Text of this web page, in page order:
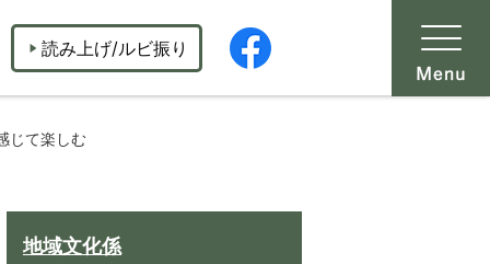
読み上げ/ルビ振り
じて楽しむ
地域文化係